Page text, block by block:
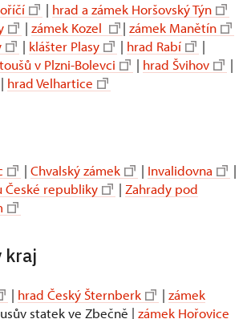
| hrad a zámek Horšovský Týn
| zámek Kozel | zámek Manětín
| klášter Plasy | hrad Rabí
|
v Plzni-Bolevci
| hrad Švihov
|
| hrad Velhartice
| Chvalský zámek | Invalidovna
|
České republiky
| Zahrady pod
kraj
| hrad Český Šternberk | zámek
statek ve Zbečně | zámek Hořovice